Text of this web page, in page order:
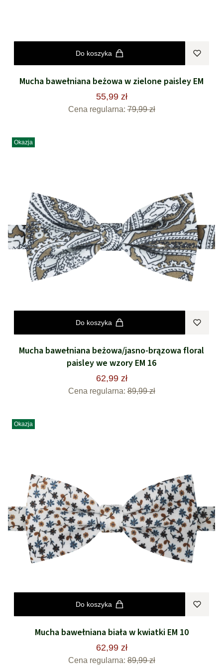
Do koszyka
Mucha bawełniana beżowa w zielone paisley EM
55,99 zł
Cena regularna: 79,99 zł
Okazja
Do koszyka
Mucha bawełniana beżowa/jasno-brązowa floral
paisley we wzory EM 16
62,99 zł
Cena regularna: 89,99 zł
Okazja
Do koszyka
Mucha bawełniana biała w kwiatki EM 10
62,99 zł
Cena regularna: 89,99 zł